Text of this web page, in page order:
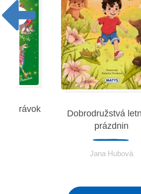
Dobrodružstvá
prázdnin
Jana Hubová